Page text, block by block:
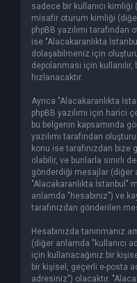
sadece bir kullanıcı
misafir oturum kimliği
phpBB yazılımı
ise "Alacakaranlıkta
dolaşabilmeniz için
depolanması için
hızlanacaktır.
Ayrıca "Alacakaranlıkta
phpBB yazılımı için harici
bu belgenin kapsamında
yazılımı tarafından
konu ise tarafınızdan bize
olabilir, ve bunlarla sınırlı
gönderdiği mesajlar (diğer
"Alacakaranlıkta İstanbul"
anlamda "hesabınız") ve
tarafınızdan gönderilen
Hesabınızda tanınmanız
(diğer anlamda "kullanıcı
için kullanacağınız bir
bir kişisel, geçerli e-posta
adresiniz") olacaktır.